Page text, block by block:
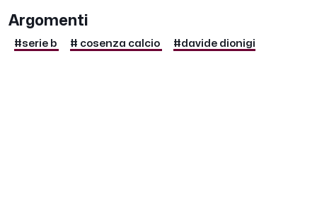
Argomenti
#serie b # cosenza calcio #davide dionigi